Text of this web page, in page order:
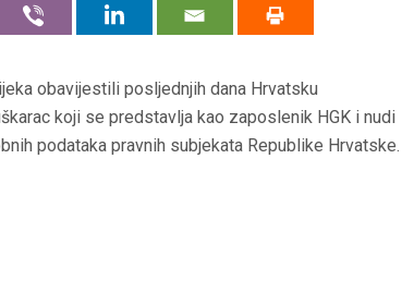
obavijestili posljednjih dana Hrvatsku
koji se predstavlja kao zaposlenik HGK i nudi
podataka pravnih subjekata Republike Hrvatske.